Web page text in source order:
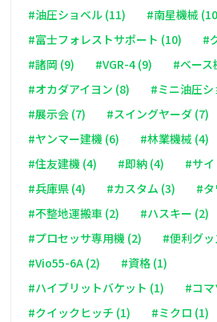
#油圧ショベル (11)
#南星機械
#富士フォレストサポート (10)
#
#諸岡 (9)
#VGR-4 (9)
#ベース
#オカダアイヨン (8)
#ミニ油圧シ
#展示会 (7)
#スイングヤーダ (7)
#ヤンマー建機 (6)
#林業機械 (4)
#住友建機 (4)
#即納 (4)
#サ
#兵庫県 (4)
#カスタム (3)
#
#不整地運搬車 (2)
#ハスキー (2)
#プロセッサ専用機 (2)
#便利グ
#Vio55-6A (2)
#資格 (1)
#ハイブリットバケット (1)
#コ
#クイックヒッチ (1)
#ミクロ (1)